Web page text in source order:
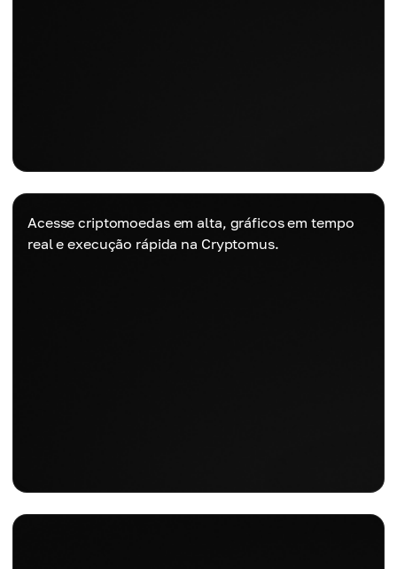
Acesse criptomoedas em alta, gráficos em tempo
real e execução rápida na Cryptomus.